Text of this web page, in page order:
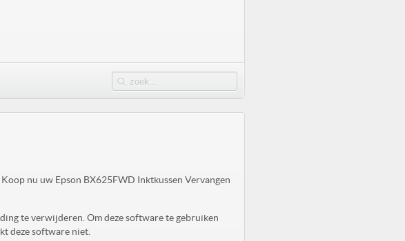
nu uw Epson BX625FWD Inktkussen Vervangen
te verwijderen. Om deze software te gebruiken
deze software niet.